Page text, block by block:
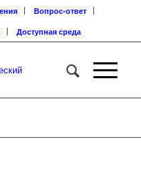
Вопрос-ответ
Доступная среда